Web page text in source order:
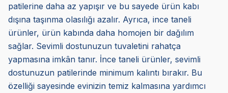
patilerine daha az yapışır ve bu sayede ürün kabı
dışına taşınma olasılığı azalır. Ayrıca, ince taneli
ürünler, ürün kabında daha homojen bir dağılım
sağlar. Sevimli dostunuzun tuvaletini rahatça
yapmasına imkân tanır. İnce taneli ürünler, sevimli
dostunuzun patilerinde minimum kalıntı bırakır. Bu
özelliği sayesinde evinizin temiz kalmasına yardımcı